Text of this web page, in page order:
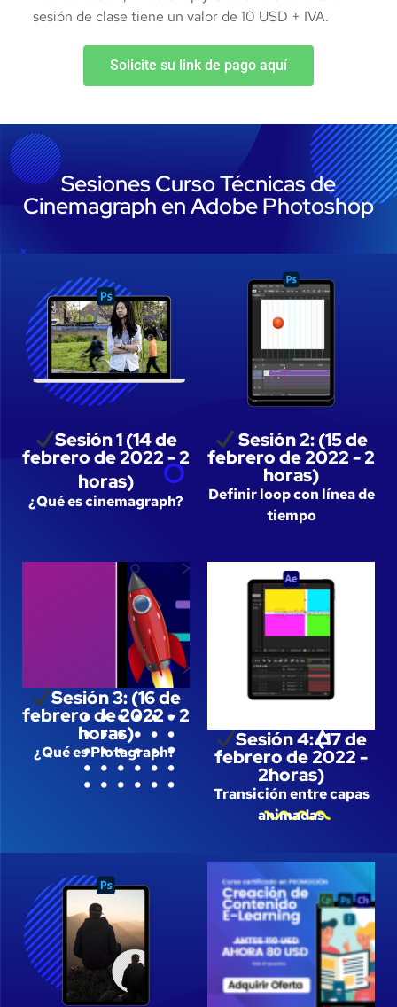
sesión de clase tiene un valor de 10 USD + IVA.
Solicite su link de pago aquí
Sesiones Curso Técnicas de
Cinemagraph en Adobe Photoshop
Sesión 1 (14 de
febrero de 2022 - 2
horas)
¿Qué es cinemagraph?
Sesión 2: (15 de
febrero de 2022 - 2
horas)
Definir loop con línea de
tiempo
Sesión 3: (16 de
febrero de 2022 - 2
horas)
¿Qué es Plotagraph?
Sesión 4: (17 de
febrero de 2022 -
2horas)
Transición entre capas
animadas